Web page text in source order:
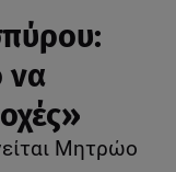
να
Μητρώο